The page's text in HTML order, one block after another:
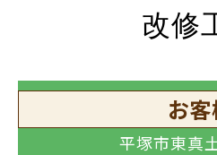
改修
お
平塚市東真